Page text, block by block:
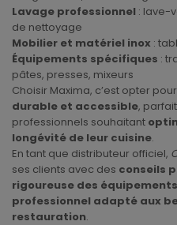
Lavage professionnel : lave-
de nettoyage
Mobilier et matériel inox :
Équipements spécifiques :
pâtes, presses, mixeurs
Choisir Maxima, c’est opter
durable et accessible,
professionnels souhaitant
longévité de leur cuisine.
En tant que distributeur officiel,
ses clients avec des conseils
rigoureuse des
professionnel adapté aux
restauration.